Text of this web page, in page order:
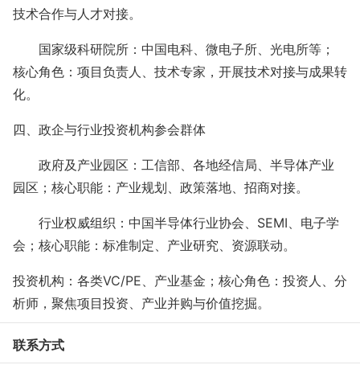
技术合作与人才对接。
国家级科研院所：中国电科、微电子所、光电所等；
核心角色：项目负责人、技术专家，开展技术对接与成果转
化。
四、政企与行业投资机构参会群体
政府及产业园区：工信部、各地经信局、半导体产业
园区；核心职能：产业规划、政策落地、招商对接。
行业权威组织：中国半导体行业协会、 SEMI、电子学
会；核心职能：标准制定、产业研究、资源联动。
投资机构：各类VC/PE、产业基金；核心角色：投资人、分
析师，聚焦项目投资、产业并购与价值挖掘。
联系方式